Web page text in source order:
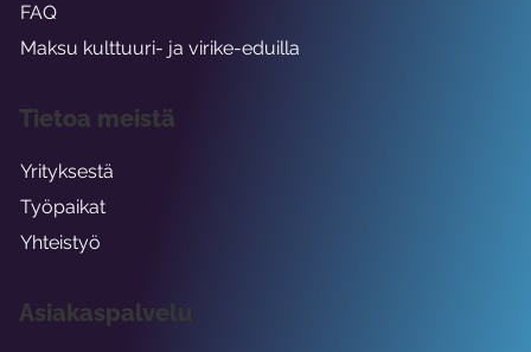
Asiakaspalvelu
FAQ
Maksu kulttuuri- ja virike-eduilla
Tietoa meistä
Yrityksestä
Työpaikat
Yhteistyö